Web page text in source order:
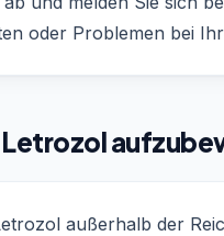
oder Problemen bei
außerhalb der